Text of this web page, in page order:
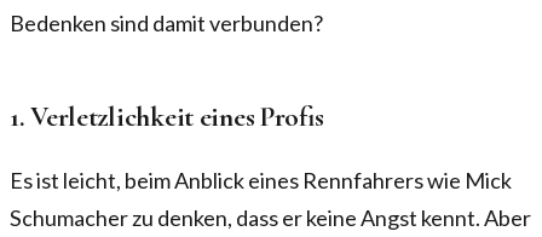
Bedenken sind damit verbunden?
1. Verletzlichkeit eines Profis
Es ist leicht, beim Anblick eines Rennfahrers wie Mick
Schumacher zu denken, dass er keine Angst kennt. Aber